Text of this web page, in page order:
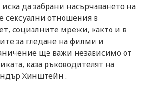
да забрани насърчаването на
сексуални отношения в
социалните мрежи, както и в
за гледане на филми и
ще важи независимо от
каза ръководителят на
Хинштейн .